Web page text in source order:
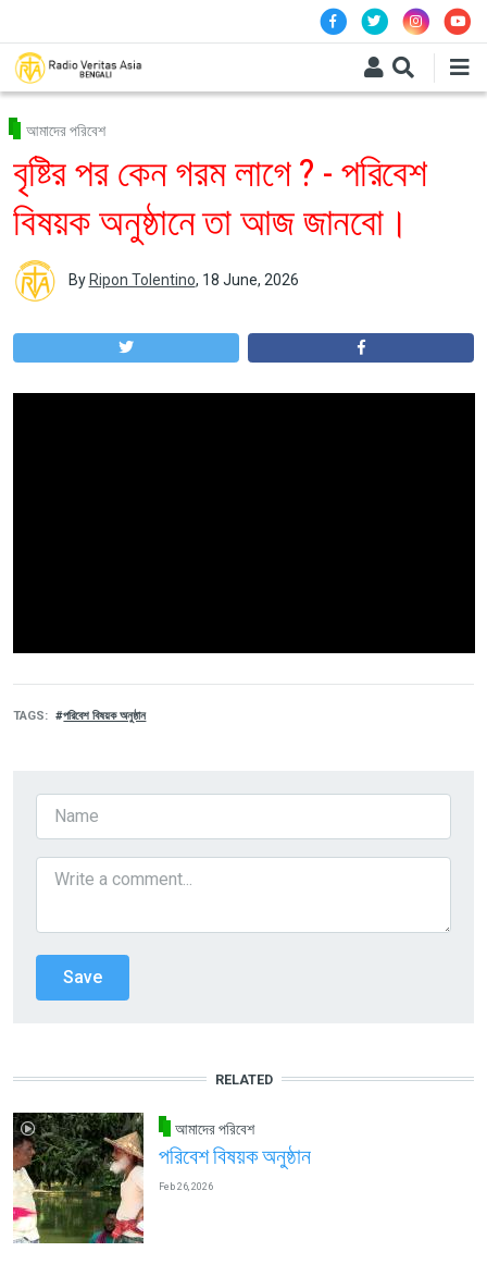
আমাদের পরিবেশ
বৃষ্টির পর কেন গরম লাগে ? - পরিবেশ
বিষয়ক অনুষ্ঠানে তা আজ জানবো।
By Ripon Tolentino, 18 June, 2026
TAGS পরিবেশ বিষয়ক অনুষ্ঠান
RELATED
আমাদের পরিবেশ
পরিবেশ বিষয়ক অনুষ্ঠান
Feb 26, 2026